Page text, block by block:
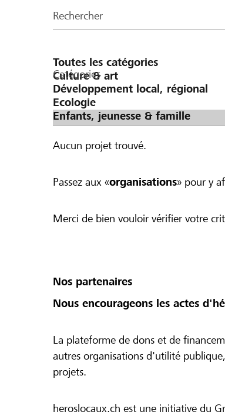
la
Rechercher
Catégories
Aucun projet trouvé.
Passez aux «organisations» pour y
Merci de bien vouloir vérifier votre
Nos partenaires
Nous encourageons les actes
La plateforme de dons et de
autres organisations d'utilité
projets.
heroslocaux.ch est une initiative du